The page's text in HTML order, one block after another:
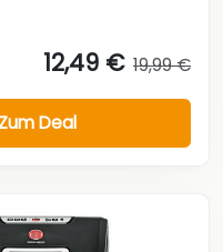
12,49 € 19,99 €
Zum Deal